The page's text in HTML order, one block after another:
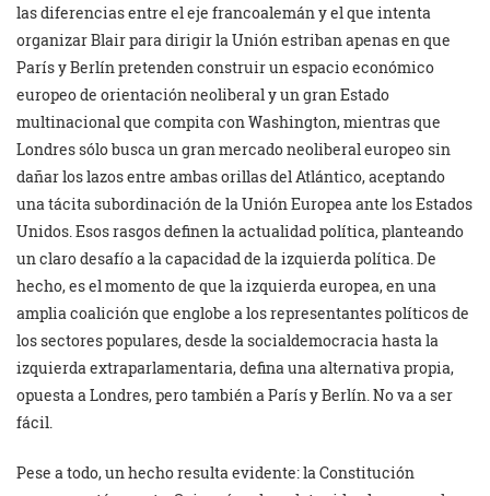
las diferencias entre el eje francoalemán y el que intenta
organizar Blair para dirigir la Unión estriban apenas en que
París y Berlín pretenden construir un espacio económico
europeo de orientación neoliberal y un gran Estado
multinacional que compita con Washington, mientras que
Londres sólo busca un gran mercado neoliberal europeo sin
dañar los lazos entre ambas orillas del Atlántico, aceptando
una tácita subordinación de la Unión Europea ante los Estados
Unidos. Esos rasgos definen la actualidad política, planteando
un claro desafío a la capacidad de la izquierda política. De
hecho, es el momento de que la izquierda europea, en una
amplia coalición que englobe a los representantes políticos de
los sectores populares, desde la socialdemocracia hasta la
izquierda extraparlamentaria, defina una alternativa propia,
opuesta a Londres, pero también a París y Berlín. No va a ser
fácil.
Pese a todo, un hecho resulta evidente: la Constitución